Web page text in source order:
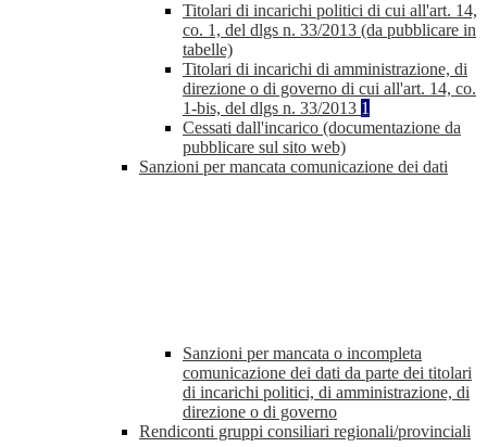
Titolari di incarichi politici di cui all'art. 14,
co. 1, del dlgs n. 33/2013 (da pubblicare in
tabelle)
Titolari di incarichi di amministrazione, di
direzione o di governo di cui all'art. 14, co.
1-bis, del dlgs n. 33/2013 1
Cessati dall'incarico (documentazione da
pubblicare sul sito web)
Sanzioni per mancata comunicazione dei dati
Sanzioni per mancata o incompleta
comunicazione dei dati da parte dei titolari
di incarichi politici, di amministrazione, di
direzione o di governo
Rendiconti gruppi consiliari regionali/provinciali